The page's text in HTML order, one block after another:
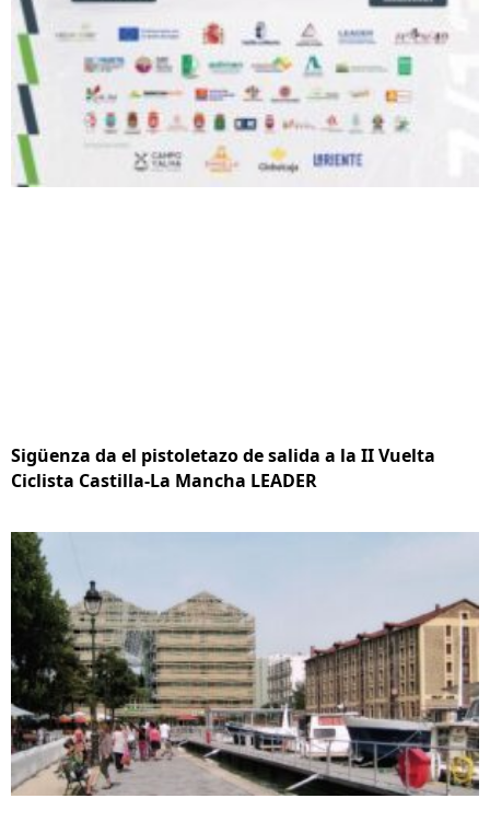
Sigüenza da el pistoletazo de salida a la II Vuelta
Ciclista Castilla-La Mancha LEADER